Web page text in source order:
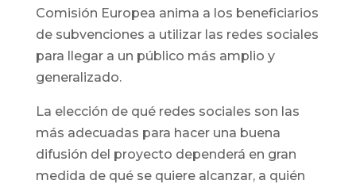
Comisión Europea anima a los beneficiarios
de subvenciones a utilizar las redes sociales
para llegar a un público más amplio y
generalizado.
La elección de qué redes sociales son las
más adecuadas para hacer una buena
difusión del proyecto dependerá en gran
medida de qué se quiere alcanzar, a quién